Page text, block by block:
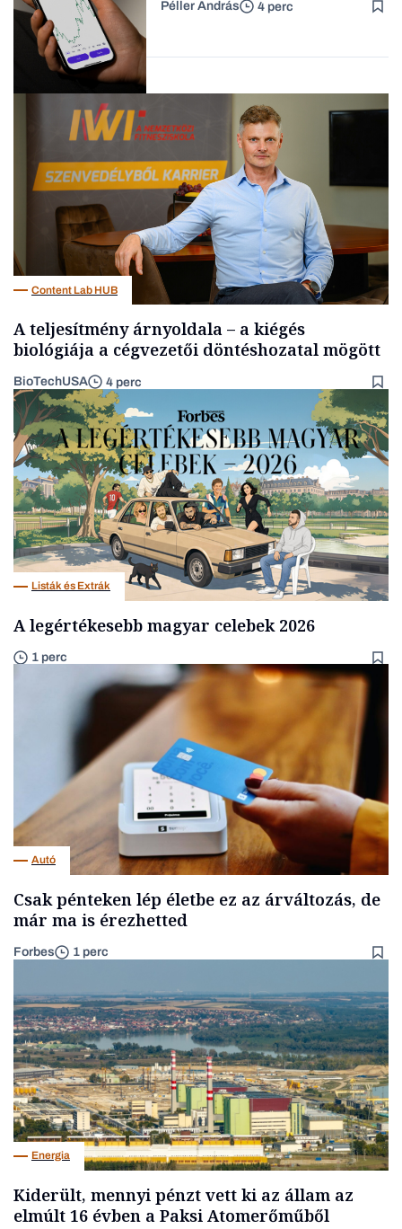
Forbes-sztori
kriptoszolgáltatását az
fintech
Péller András 4 perc
Content Lab HUB
A teljesítmény árnyoldala – a kiégés
biológiája a cégvezetői döntéshozatal mögött
BioTechUSA 4 perc
Listák és Extrák
A legértékesebb magyar celebek 2026
1 perc
Autó
Csak pénteken lép életbe ez az árváltozás, de
már ma is érezhetted
Forbes 1 perc
Energia
Kiderült, mennyi pénzt vett ki az állam az
elmúlt 16 évben a Paksi Atomerőműből